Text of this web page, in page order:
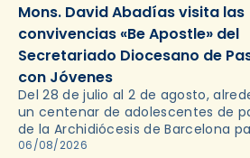
Mons. David Abadías visita las
convivencias «Be Apostle» del
Secretariado Diocesano de
con Jóvenes
Del 28 de julio al 2 de agosto,
un centenar de adolescentes de
de la Archidiócesis de Barcelona
en las convivencias Be Apostle,
06/08/2026